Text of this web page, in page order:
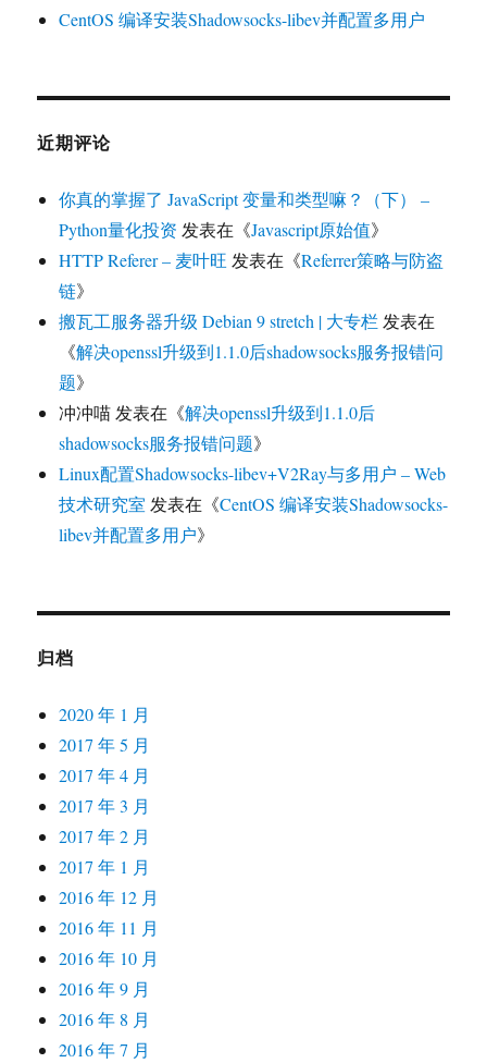
CentOS 编译安装Shadowsocks-libev并配置多用户
近期评论
你真的掌握了 JavaScript 变量和类型嘛？（下） –
Python量化投资 发表在《Javascript原始值》
HTTP Referer – 麦叶旺 发表在《Referrer策略与防盗
链》
搬瓦工服务器升级 Debian 9 stretch | 大专栏 发表在
《解决openssl升级到1.1.0后shadowsocks服务报错问
题》
冲冲喵 发表在《解决openssl升级到1.1.0后
shadowsocks服务报错问题》
Linux配置Shadowsocks-libev+V2Ray与多用户 – Web
技术研究室 发表在《CentOS 编译安装Shadowsocks-
libev并配置多用户》
归档
2020 年 1 月
2017 年 5 月
2017 年 4 月
2017 年 3 月
2017 年 2 月
2017 年 1 月
2016 年 12 月
2016 年 11 月
2016 年 10 月
2016 年 9 月
2016 年 8 月
2016 年 7 月